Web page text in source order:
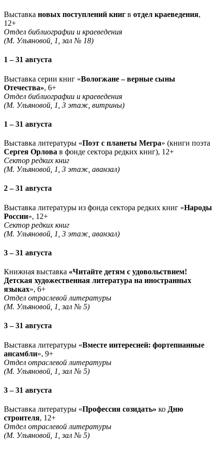
Выставка новых поступлений книг в отдел краеведения,
12+
Отдел библиографии и краеведения
(М. Ульяновой, 1, зал № 18)
1 – 31 августа
Выставка серии книг «Вологжане – верные сыны
Отечества», 6+
Отдел библиографии и краеведения
(М. Ульяновой, 1, 3 этаж, витрины)
1 – 31 августа
Выставка литературы «Поэт с планеты Мегра» (книги поэта
Сергея Орлова в фонде сектора редких книг), 12+
Сектор редких книг
(М. Ульяновой, 1, 3 этаж, аванзал)
2 – 31 августа
Выставка литературы из фонда сектора редких книг «Народы
России», 12+
Сектор редких книг
(М. Ульяновой, 1, 3 этаж, аванзал)
3 – 31 августа
Книжная выставка «Читайте детям с удовольствием!
Детская художественная литература на иностранных
языках», 6+
Отдел отраслевой литературы
(М. Ульяновой, 1, зал № 5)
3 – 31 августа
Выставка литературы «Вместе интересней: фортепианные
ансамбли», 9+
Отдел отраслевой литературы
(М. Ульяновой, 1, зал № 5)
3 – 31 августа
Выставка литературы «Профессия созидать» ко Дню
строителя, 12+
Отдел отраслевой литературы
(М. Ульяновой, 1, зал № 5)